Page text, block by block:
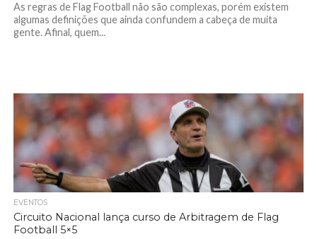
As regras de Flag Football não são complexas, porém existem
algumas definições que ainda confundem a cabeça de muita
gente. Afinal, quem...
EVENTOS
Circuito Nacional lança curso de Arbitragem de Flag
Football 5×5